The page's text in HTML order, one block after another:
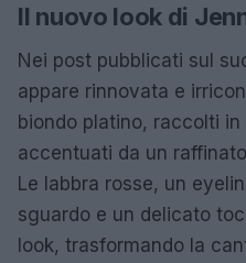
Il nuovo look di
Nei post pubblicati sul
appare rinnovata e
biondo platino, raccolti
accentuati da un
Le labbra rosse, un
sguardo e un delicato
look, trasformando la